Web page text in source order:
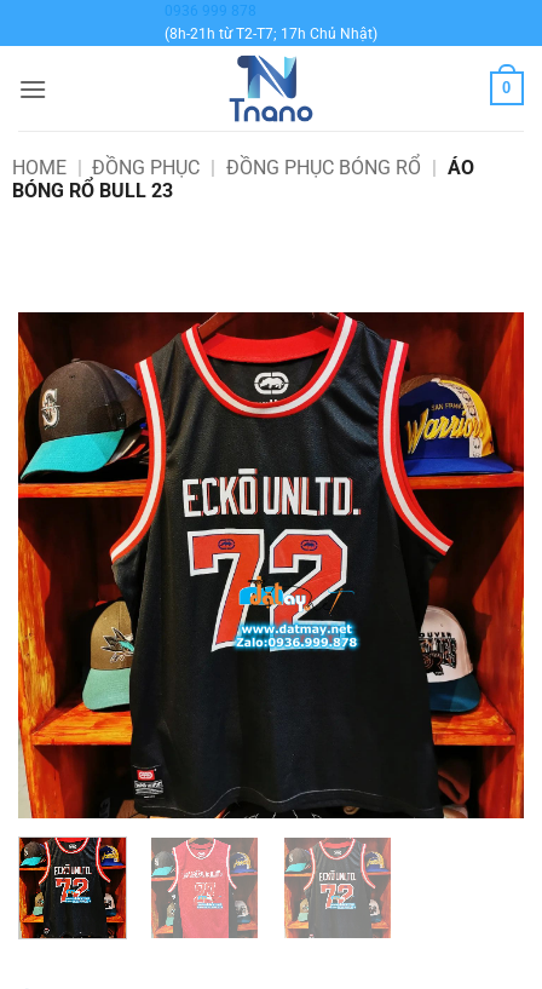
qua
dung
0936 999 878
(8h-21h từ T2-T7; 17h Chủ Nhật)
0
HOME | ĐỒNG PHỤC | ĐỒNG PHỤC BÓNG RỔ | ÁO
BÓNG RỔ BULL 23